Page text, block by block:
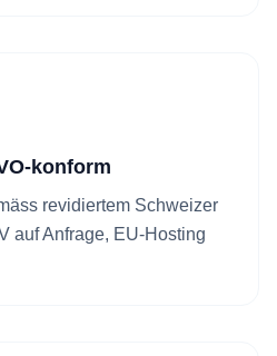
konform
revidiertem Schweizer
auf Anfrage, EU-Hosting